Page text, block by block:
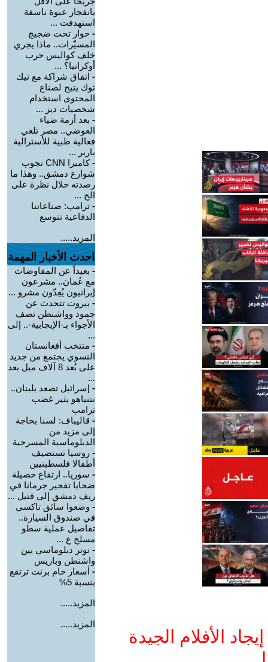
الأفلام الجيدة
بانفجار عبوة ناسفة
استهدفت ...
- حوار تحت ضجيج
المسيّرات.. ماذا يجري
خلف كواليس حرب
أوكرانيا؟ ...
- اتفاق شراكة مع تيك
توك يتيح لصناع
المحتوى استخدام
شخصيات ديز ...
- بعد أزمة ضياء
العوضي.. مصر تلغي
فعالية طبية للأسترالية
باربر ...
-
كاميرا CNN تجوب
شوارع دمشق.. وهذا ما
رصدته خلال نظرة على
الح ...
- ترامب: صناعاتنا
الدفاعية تتوسع
المزيد.....
احدث الأخبار المهمة
- بعيداً عن المفاوضات
مع عُمان.. مشرعون
إيرانيون يُعِدّون مشرو ...
- بيروت تتحدث عن
جمود وواشنطن تصف
الأجواء بـ-الإيجابية-.. إلى
...
- منتخب أفغانستان
النسوي يجتمع من جديد
على بُعد 8 آلاف ميل بعد
...
- إسرائيل تصعد بلبنان..
نتنياهو يثير غضب
ترامب
- قاليباف: لسنا بحاجة
إلى مزيد من
الدبلوماسية المسرحية
- روسيا تستضيف
أطفالا فلسطينيين
- سوريا.. ارتفاع حصيلة
ضحايا تفجير جرمانا في
ريف دمشق إلى قتيل ...
- وضعوا سائق تاكسي
في صندوق السيارة..
تفاصيل عملية سطو
مسلح ع ...
- توتر دبلوماسي بين
واشنطن وباريس
- أسعار خام برنت ترتفع
بنسبة 5%
المزيد.....
المزيد.....